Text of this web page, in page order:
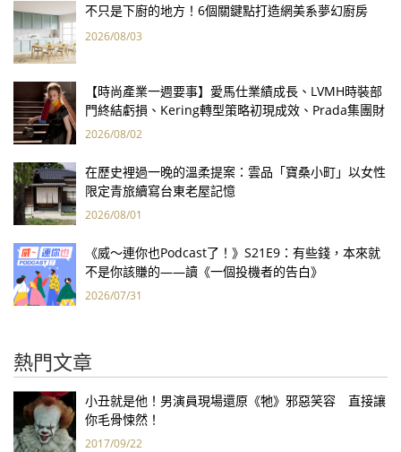
不只是下廚的地方！6個關鍵點打造網美系夢幻廚房
2026/08/03
【時尚產業一週要事】愛馬仕業績成長、LVMH時裝部
門終結虧損、Kering轉型策略初現成效、Prada集團財
報亮眼
2026/08/02
在歷史裡過一晚的溫柔提案：雲品「寶桑小町」以女性
限定青旅續寫台東老屋記憶
2026/08/01
《威～連你也Podcast了！》S21E9：有些錢，本來就
不是你該賺的——讀《一個投機者的告白》
2026/07/31
熱門文章
小丑就是他！男演員現場還原《牠》邪惡笑容 直接讓
你毛骨悚然！
2017/09/22